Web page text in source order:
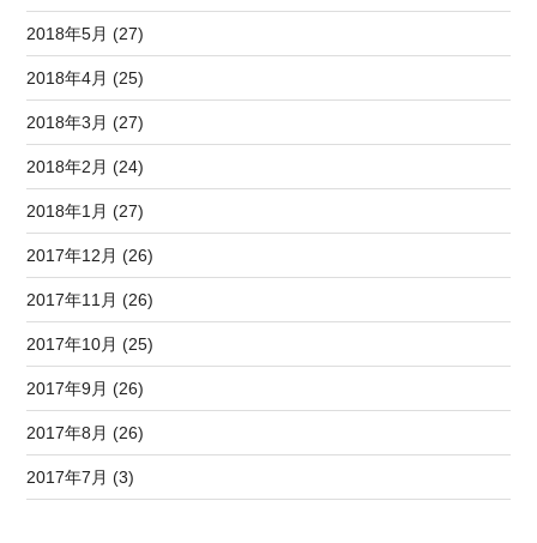
2018年5月 (27)
2018年4月 (25)
2018年3月 (27)
2018年2月 (24)
2018年1月 (27)
2017年12月 (26)
2017年11月 (26)
2017年10月 (25)
2017年9月 (26)
2017年8月 (26)
2017年7月 (3)